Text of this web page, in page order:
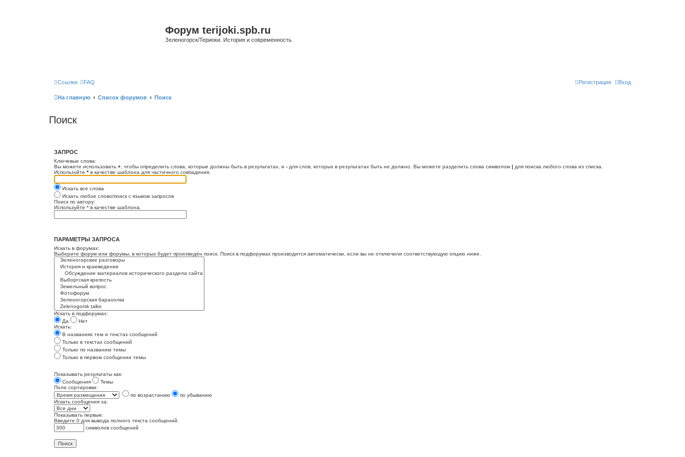
Форум terijoki.spb.ru
Зеленогорск/Териоки. История и современность.
Ссылки FAQ Вход
Регистрация
На главную Список форумов Поиск
Поиск
ЗАПРОС
Ключевые слова:
Вы можете использовать + , чтобы определить слова, которые должны быть в результатах, и - для слов, которых в результатах быть не должно. Вы можете разделить слова символом | для поиска любого слова из списка.
Используйте * в качестве шаблона для частичного совпадения.
Искать все слова
Искать любое слово/поиск с языком запросов
Поиск по автору:
Используйте * в качестве шаблона.
ПАРАМЕТРЫ ЗАПРОСА
Искать в форумах:
Выберите форум или форумы, в которых будет произведён поиск. Поиск в подфорумах производится автоматически, если вы не отключили соответствующую опцию ниже.
Искать в подфорумах:
Да
Нет
Искать:
В названиях тем и текстах сообщений
Только в текстах сообщений
Только по названию темы
Только в первом сообщении темы
Показывать результаты как:
Сообщения
Темы
Поле сортировки:
по возрастанию
по убыванию
Искать сообщения за:
Показывать первые:
Введите 0 для вывода полного текста сообщений.
символов сообщений